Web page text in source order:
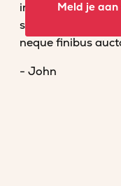
imperdiet
scelerisque
neque finibus
- John
Meld je